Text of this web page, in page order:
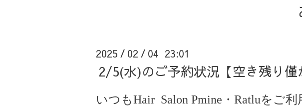
2025 / 02 / 04 23:01
2/5(水)のご予約状況【空き残り僅
いつもHair Salon Pmine・Ratluをご利